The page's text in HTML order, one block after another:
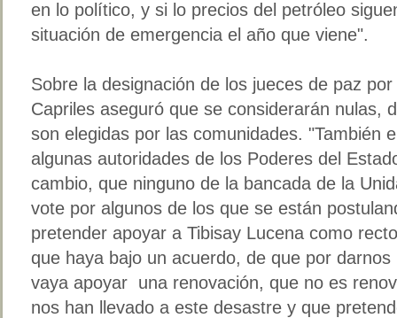
en lo político, y si lo precios del petróleo
situación de emergencia el año que viene".
Sobre la designación de los jueces de paz
Capriles aseguró que se considerarán nulas,
son elegidas por las comunidades. "También
algunas autoridades de los Poderes del
cambio, que ninguno de la bancada de la
vote por algunos de los que se están
pretender apoyar a Tibisay Lucena como
que haya bajo un acuerdo, de que por
vaya apoyar una renovación, que no es
nos han llevado a este desastre y que